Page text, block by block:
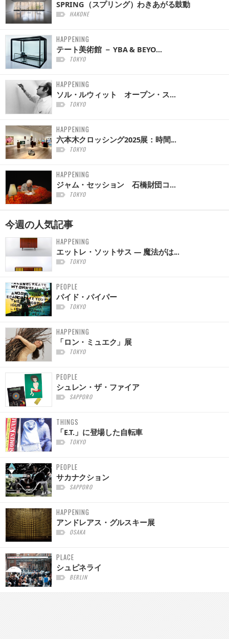
SPRING（スプリング）わきあがる鼓動
HAKONE
HAPPENING
テート美術館 － YBA & BEYO...
TOKYO
HAPPENING
ソル・ルウィット オープン・ス...
TOKYO
HAPPENING
六本木クロッシング2025展：時間...
TOKYO
HAPPENING
ジャム・セッション 石橋財団コ...
TOKYO
今週の人気記事
HAPPENING
エットレ・ソットサス — 魔法がは...
TOKYO
PEOPLE
パイド・パイパー
TOKYO
HAPPENING
「ロン・ミュエク」展
TOKYO
PEOPLE
シュレン・ザ・ファイア
SAPPORO
THINGS
「E.T.」に登場した自転車
TOKYO
PEOPLE
サカナクション
SAPPORO
HAPPENING
アンドレアス・グルスキー展
OSAKA
PLACE
シュピネライ
BERLIN